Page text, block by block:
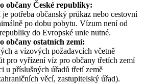
občany České republiky:
potřeba občanský průkaz nebo cestovní
po dobu pobytu. Vízum není od
do Evropské unie nutné.
občany ostatních zemí:
a vízových požadavcích včetně
pro vyřízení víz pro občany třetích zemí
u příslušných úřadů třetí země
věcí, zastupitelský úřad).